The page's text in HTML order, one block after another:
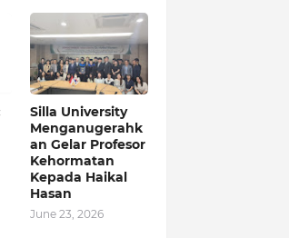
Silla University
Menganugerahk
an Gelar Profesor
Kehormatan
Kepada Haikal
Hasan
June 23, 2026